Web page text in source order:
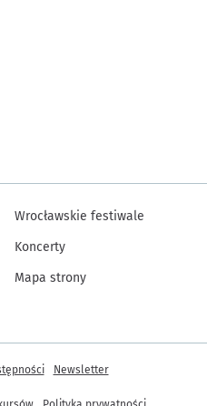
Wrocławskie festiwale
Koncerty
Mapa strony
Newsletter